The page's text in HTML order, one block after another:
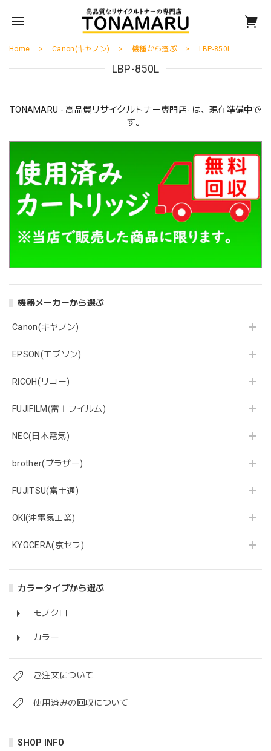
機器メーカーから選ぶ
Canon(キヤノン)
EPSON(エプソン)
RICOH(リコー)
FUJIFILM(富士フイルム)
NEC(日本電気)
brother(ブラザー)
FUJITSU(富士通)
OKI(沖電気工業)
KYOCERA(京セラ)
カラータイプから選ぶ
モノクロ
カラー
ご注文について
使用済みの回収について
SHOP INFO
Home Canon(キヤノン) 機種から選ぶ LBP-850L
LBP-850L
TONAMARU - 高品質リサイクルトナー専門店- は、現在準備中で
す。